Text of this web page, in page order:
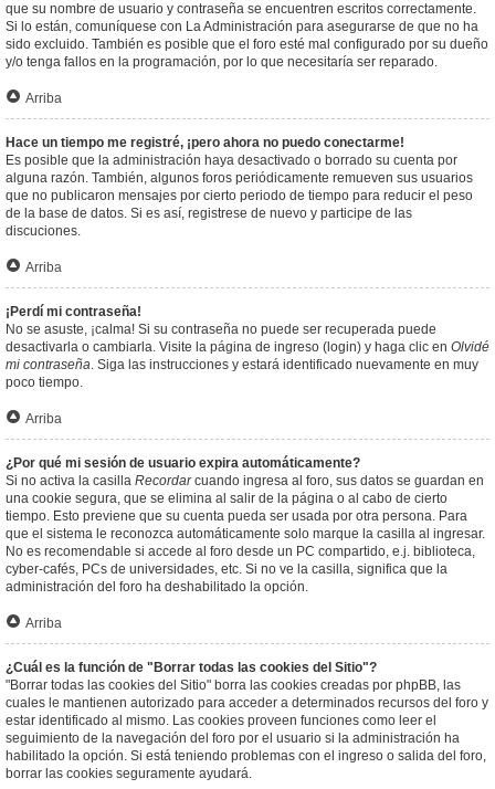
que su nombre de usuario y contraseña se encuentren escritos correctamente.
Si lo están, comuníquese con La Administración para asegurarse de que no ha
sido excluido. También es posible que el foro esté mal configurado por su dueño
y/o tenga fallos en la programación, por lo que necesitaría ser reparado.
Arriba
Hace un tiempo me registré, ¡pero ahora no puedo conectarme!
Es posible que la administración haya desactivado o borrado su cuenta por
alguna razón. También, algunos foros periódicamente remueven sus usuarios
que no publicaron mensajes por cierto periodo de tiempo para reducir el peso
de la base de datos. Si es así, registrese de nuevo y participe de las
discuciones.
Arriba
¡Perdí mi contraseña!
No se asuste, ¡calma! Si su contraseña no puede ser recuperada puede
desactivarla o cambiarla. Visite la página de ingreso (login) y haga clic en Olvidé
mi contraseña. Siga las instrucciones y estará identificado nuevamente en muy
poco tiempo.
Arriba
¿Por qué mi sesión de usuario expira automáticamente?
Si no activa la casilla Recordarcuando ingresa al foro, sus datos se guardan en
una cookie segura, que se elimina al salir de la página o al cabo de cierto
tiempo. Esto previene que su cuenta pueda ser usada por otra persona. Para
que el sistema le reconozca automáticamente solo marque la casilla al ingresar.
No es recomendable si accede al foro desde un PC compartido, e.j. biblioteca,
cyber-cafés, PCs de universidades, etc. Si no ve la casilla, significa que la
administración del foro ha deshabilitado la opción.
Arriba
¿Cuál es la función de "Borrar todas las cookies del Sitio"?
"Borrar todas las cookies del Sitio" borra las cookies creadas por phpBB, las
cuales le mantienen autorizado para acceder a determinados recursos del foro y
estar identificado al mismo. Las cookies proveen funciones como leer el
seguimiento de la navegación del foro por el usuario si la administración ha
habilitado la opción. Si está teniendo problemas con el ingreso o salida del foro,
borrar las cookies seguramente ayudará.